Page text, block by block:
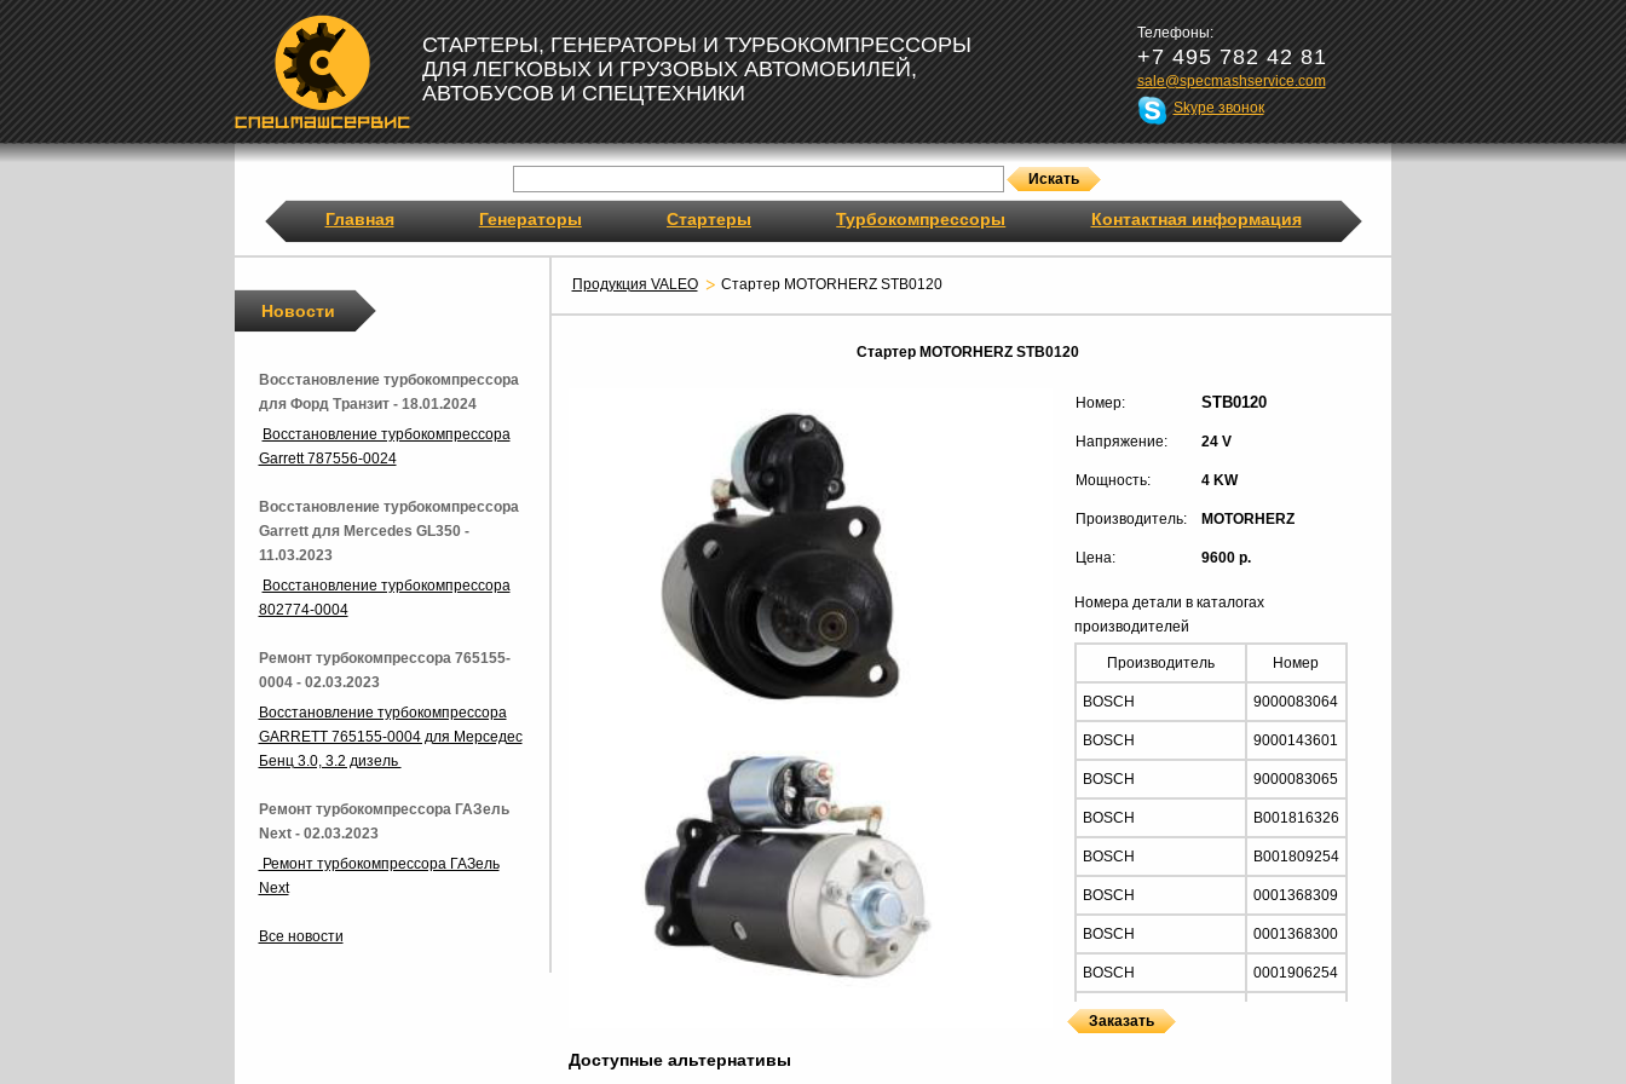
СТАРТЕРЫ, ГЕНЕРАТОРЫ И ТУРБОКОМПРЕССОРЫ
ДЛЯ ЛЕГКОВЫХ И ГРУЗОВЫХ АВТОМОБИЛЕЙ,
АВТОБУСОВ И СПЕЦТЕХНИКИ
Телефоны:
+7 495 782 42 81
sale@specmashservice.com
Skype звонок
Главная Генераторы Стартеры Турбокомпрессоры Контактная информация
Продукция VALEO Стартер MOTORHERZ STB0120
Стартер MOTORHERZ STB0120
Номер: STB0120
Напряжение: 24 V
Мощность: 4 KW
Производитель: MOTORHERZ
Цена: 9600 р.
Номера детали в каталогах
производителей
Производитель Номер
BOSCH 9000083064
BOSCH 9000143601
BOSCH 9000083065
BOSCH B001816326
BOSCH B001809254
BOSCH 0001368309
BOSCH 0001368300
BOSCH 0001906254
BOSCH
Доступные альтернативы
Новости
Восстановление турбокомпрессора
для Форд Транзит - 18.01.2024
Восстановление турбокомпрессора
Garrett 787556-0024
Восстановление турбокомпрессора
Garrett для Mercedes GL350 -
11.03.2023
Восстановление турбокомпрессора
802774-0004
Ремонт турбокомпрессора 765155-
0004 - 02.03.2023
Восстановление турбокомпрессора
GARRETT 765155-0004 для Мерседес
Бенц 3.0, 3.2 дизель
Ремонт турбокомпрессора ГАЗель
Next - 02.03.2023
Ремонт турбокомпрессора ГАЗель
Next
Все новости